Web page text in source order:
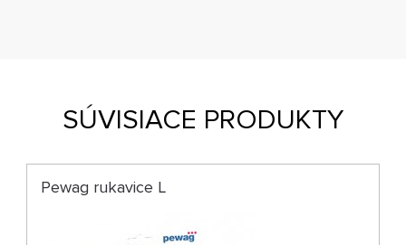
SÚVISIACE PRODUKTY
Pewag rukavice L